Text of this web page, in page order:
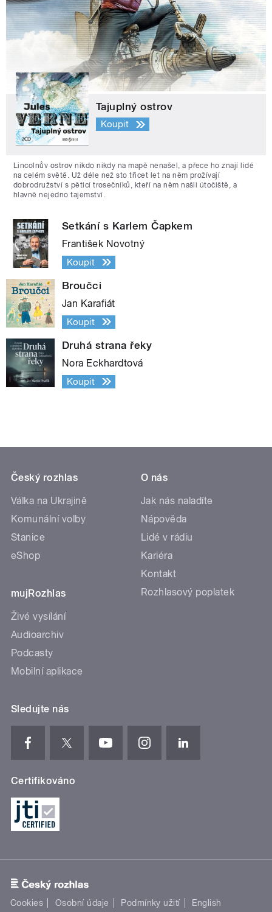
Tajuplný ostrov
Koupit
Lincolnův ostrov nikdo nikdy na mapě nenašel, a přece ho znají lidé
na celém světě. Už déle než sto třicet let na něm prožívají
dobrodružství s pěticí trosečníků, kteří na něm našli útočiště, a
hlavně nejedno tajemství.
Setkání s Karlem Čapkem
František Novotný
Koupit
Broučci
Jan Karafiát
Koupit
Druhá strana řeky
Nora Eckhardtová
Koupit
Český rozhlas
Válka na Ukrajině
Komunální volby
Stanice
eShop
mujRozhlas
Živé vysílání
Audioarchiv
Podcasty
Mobilní aplikace
O nás
Jak nás naladíte
Nápověda
Lidé v rádiu
Kariéra
Kontakt
Rozhlasový poplatek
Sledujte nás
Certifikováno
Cookies Osobní údaje Podmínky užití English